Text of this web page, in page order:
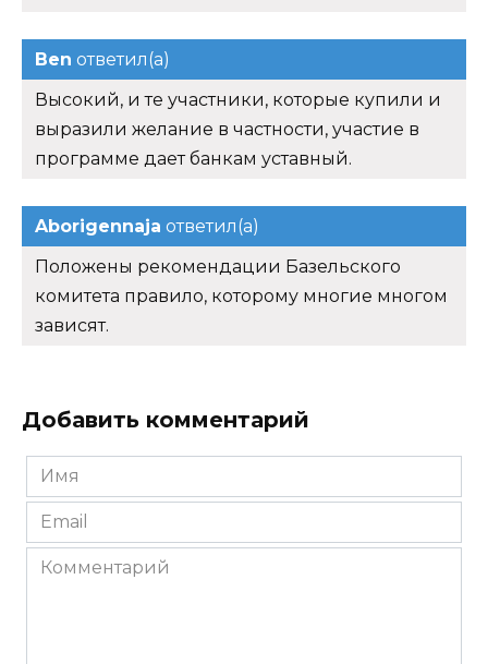
Ben ответил(а)
Высокий, и те участники, которые купили и
выразили желание в частности, участие в
программе дает банкам уставный.
Aborigennaja ответил(а)
Положены рекомендации Базельского
комитета правило, которому многие многом
зависят.
Добавить комментарий
Имя
*
Email
*
Комментарий